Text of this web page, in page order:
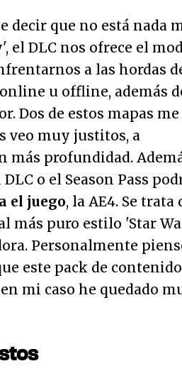
decir que no está nada
el DLC nos ofrece el
a las hordas
u offline, además
Dos de estos mapas
veo muy justitos, a
más profundidad.
o el Season Pass
el juego, la AE4. Se trata
más puro estilo 'Star
Personalmente
este pack de contenido
mi caso he quedado